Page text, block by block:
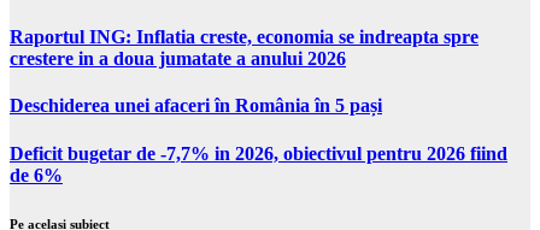
Raportul ING: Inflatia creste, economia se indreapta spre
crestere in a doua jumatate a anului 2026
Deschiderea unei afaceri în România în 5 pași
Deficit bugetar de -7,7% in 2026, obiectivul pentru 2026 fiind
de 6%
Pe acelasi subiect